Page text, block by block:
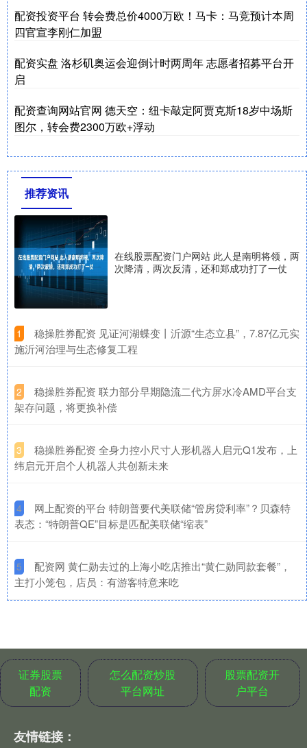
配资投资平台 转会费总价4000万欧！马卡：马竞预计本周
四官宣李刚仁加盟
配资实盘 洛杉矶奥运会迎倒计时两周年 志愿者招募平台开
启
配资查询网站官网 德天空：纽卡敲定阿贾克斯18岁中场斯
图尔，转会费2300万欧+浮动
推荐资讯
在线股票配资门户网站 此人是南明将领，两
次降清，两次反清，还和郑成功打了一仗
1
​稳操胜券配资 见证河湖蝶变丨沂源“生态立县”，7.87亿元实
施沂河治理与生态修复工程
2
​稳操胜券配资 联力部分早期隐流二代方屏水冷AMD平台支
架存问题，将更换补偿
3
​稳操胜券配资 全身力控小尺寸人形机器人启元Q1发布，上
纬启元开启个人机器人共创新未来
4
​网上配资的平台 特朗普要代美联储“管房贷利率”？贝森特
表态：“特朗普QE”目标是匹配美联储“缩表”
5
​配资网 黄仁勋去过的上海小吃店推出“黄仁勋同款套餐”，
主打小笼包，店员：有游客特意来吃
证券股票
配资
怎么配资炒股
平台网址
股票配资开
户平台
友情链接：